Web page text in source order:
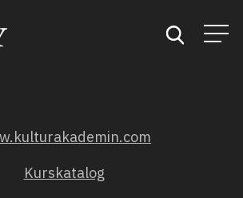
Kategorier
Kurskatalog